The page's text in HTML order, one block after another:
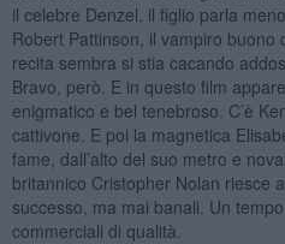
il celebre Denzel, il figlio parla
Robert Pattinson, il vampiro buono
recita sembra si stia cacando
Bravo, però. E in questo film
enigmatico e bel tenebroso. C’è
cattivone. E poi la magnetica
fame, dall’alto del suo metro e
britannico Cristopher Nolan riesce
successo, ma mai banali. Un
commerciali di qualità.